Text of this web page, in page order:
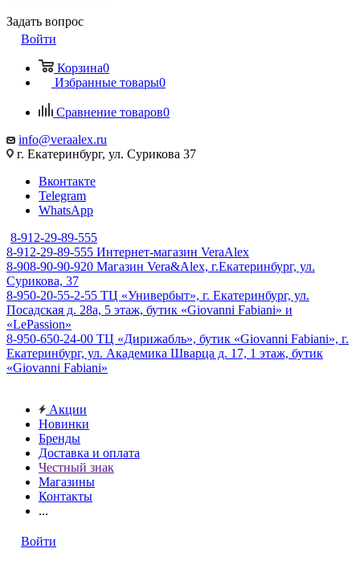
Задать вопрос
Войти
Корзина0
Избранные товары0
Сравнение товаров0
info@veraalex.ru
г. Екатеринбург, ул. Сурикова 37
Вконтакте
Telegram
WhatsApp
8-912-29-89-555
8-912-29-89-555 Интернет-магазин VeraAlex
8-908-90-90-920 Магазин Vera&Alex, г.Екатеринбург, ул.
Сурикова, 37
8-950-20-55-2-55 ТЦ «Универбыт», г. Екатеринбург, ул.
Посадская д. 28а, 5 этаж, бутик «Giovanni Fabiani» и
«LePassion»
8-950-650-24-00 ТЦ «Дирижабль», бутик «Giovanni Fabiani», г.
Екатеринбург, ул. Академика Шварца д. 17, 1 этаж, бутик
«Giovanni Fabiani»
Акции
Новинки
Бренды
Доставка и оплата
Честный знак
Магазины
Контакты
...
Войти